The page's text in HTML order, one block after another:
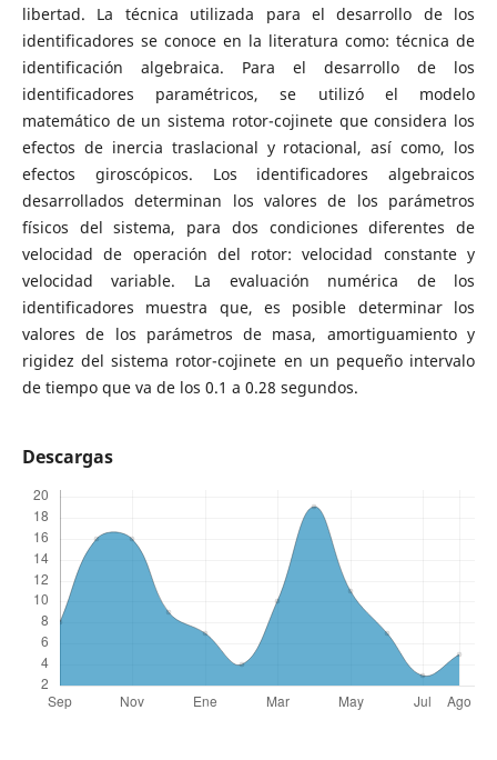
libertad. La técnica utilizada para el desarrollo de los
identificadores se conoce en la literatura como: técnica de
identificación algebraica. Para el desarrollo de los
identificadores paramétricos, se utilizó el modelo
matemático de un sistema rotor-cojinete que considera los
efectos de inercia traslacional y rotacional, así como, los
efectos giroscópicos. Los identificadores algebraicos
desarrollados determinan los valores de los parámetros
físicos del sistema, para dos condiciones diferentes de
velocidad de operación del rotor: velocidad constante y
velocidad variable. La evaluación numérica de los
identificadores muestra que, es posible determinar los
valores de los parámetros de masa, amortiguamiento y
rigidez del sistema rotor-cojinete en un pequeño intervalo
de tiempo que va de los 0.1 a 0.28 segundos.
Descargas